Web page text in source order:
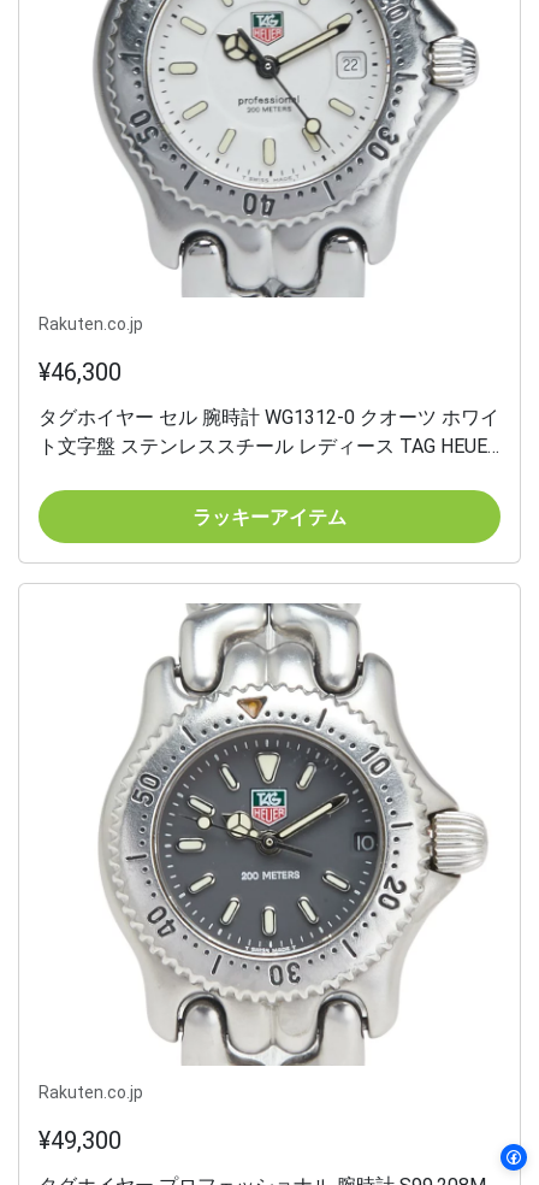
Rakuten.co.jp
¥46,300
タグホイヤー セル 腕時計 WG1312-0 クオーツ ホワイ
ト文字盤 ステンレススチール レディース TAG HEUER
ラッキーアイテム
Rakuten.co.jp
¥49,300